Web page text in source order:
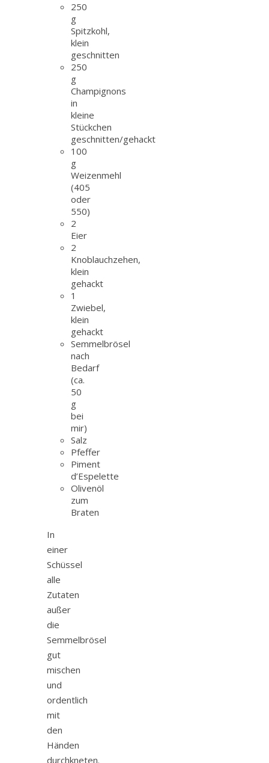
250
g
Spitzkohl,
klein
geschnitten
250
g
Champignons
in
kleine
Stückchen
geschnitten/gehackt
100
g
Weizenmehl
(405
oder
550)
2
Eier
2
Knoblauchzehen,
klein
gehackt
1
Zwiebel,
klein
gehackt
Semmelbrösel
nach
Bedarf
(ca.
50
g
bei
mir)
Salz
Pfeffer
Piment
d’Espelette
Olivenöl
zum
Braten
In
einer
Schüssel
alle
Zutaten
außer
die
Semmelbrösel
gut
mischen
und
ordentlich
mit
den
Händen
durchkneten.